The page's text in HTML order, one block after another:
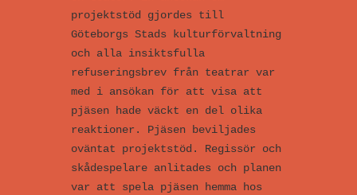
projektstöd gjordes till
Göteborgs Stads kulturförvaltning
och alla insiktsfulla
refuseringsbrev från teatrar var
med i ansökan för att visa att
pjäsen hade väckt en del olika
reaktioner. Pjäsen beviljades
oväntat projektstöd. Regissör och
skådespelare anlitades och planen
var att spela pjäsen hemma hos